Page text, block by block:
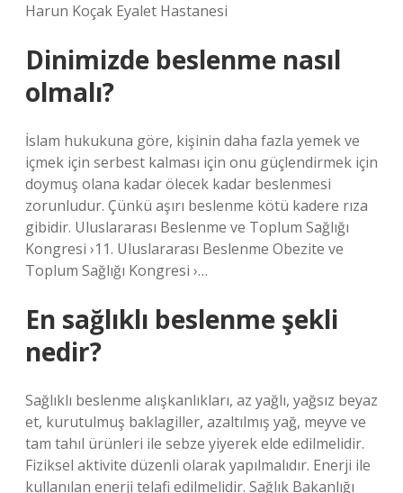
Harun Koçak Eyalet Hastanesi
Dinimizde beslenme nasıl
olmalı?
İslam hukukuna göre, kişinin daha fazla yemek ve
içmek için serbest kalması için onu güçlendirmek için
doymuş olana kadar ölecek kadar beslenmesi
zorunludur. Çünkü aşırı beslenme kötü kadere rıza
gibidir. Uluslararası Beslenme ve Toplum Sağlığı
Kongresi ›11. Uluslararası Beslenme Obezite ve
Toplum Sağlığı Kongresi ›…
En sağlıklı beslenme şekli
nedir?
Sağlıklı beslenme alışkanlıkları, az yağlı, yağsız beyaz
et, kurutulmuş baklagiller, azaltılmış yağ, meyve ve
tam tahıl ürünleri ile sebze yiyerek elde edilmelidir.
Fiziksel aktivite düzenli olarak yapılmalıdır. Enerji ile
kullanılan enerji telafi edilmelidir. Sağlık Bakanlığı